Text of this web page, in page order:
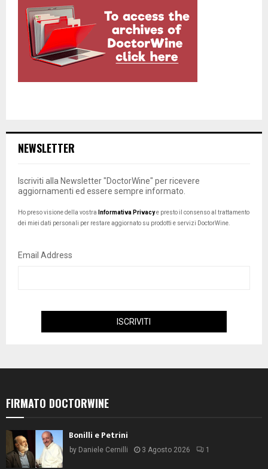
NEWSLETTER
Iscriviti alla Newsletter "DoctorWine" per ricevere
aggiornamenti ed essere sempre informato.
Ho preso visione della vostra Informativa Privacye presto il consenso al trattamento
dei miei dati personali per restare aggiornato su prodotti e servizi DoctorWine.
Email Address
FIRMATO DOCTORWINE
Bonilli e Petrini
by Daniele Cernilli 3 Agosto 2026 1